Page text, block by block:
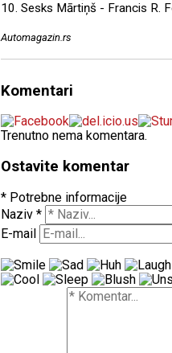
10. Sesks Mārtiņš - Francis R.
Automagazin.rs
Komentari
Trenutno nema komentara.
Ostavite komentar
* Potrebne informacije
Naziv *
E-mail